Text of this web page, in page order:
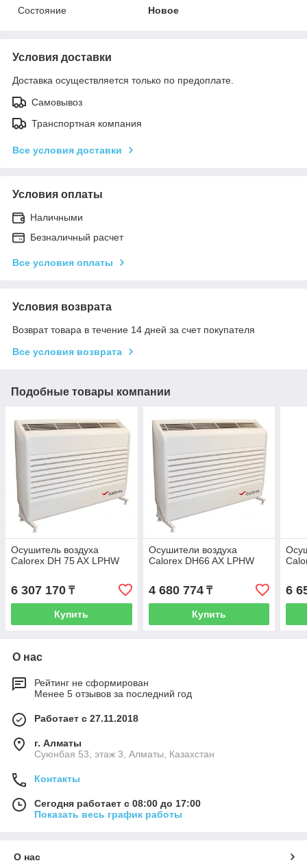
Состояние
Новое
Условия доставки
Доставка осуществляется только по предоплате.
Самовывоз
Транспортная компания
Все условия доставки
Условия оплаты
Наличными
Безналичный расчет
Все условия оплаты
Условия возврата
Возврат товара в течение 14 дней за счет покупателя
Все условия возврата
Подобные товары компании
Осушитель воздуха
Calorex DH 75 AX LPHW
6 307 170 ₸
Купить
Осушители воздуха
Calorex DH66 AX LPHW
4 680 774₸
Купить
6
О нас
Рейтинг не сформирован
Менее 5 отзывов за последний год
Работает с 27.11.2018
г. Алматы
Суюнбая 53, этаж 3, Алматы, Казахстан
Контакты
Сегодня работает с 08:00 до 17:00
Показать весь график работы
О нас